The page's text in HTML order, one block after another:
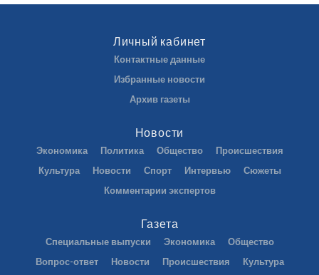
Личный кабинет
Контактные данные
Избранные новости
Архив газеты
Новости
Экономика Политика Общество
Происшествия
Культура
Новости Спорт Интервью
Сюжеты
Комментарии экспертов
Газета
Специальные выпуски Экономика
Общество
Вопрос-ответ
Новости Происшествия
Культура